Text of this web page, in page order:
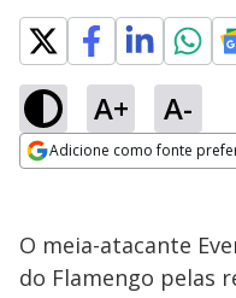
A+ A-
Adicione como fonte
O meia-atacante
do Flamengo pelas